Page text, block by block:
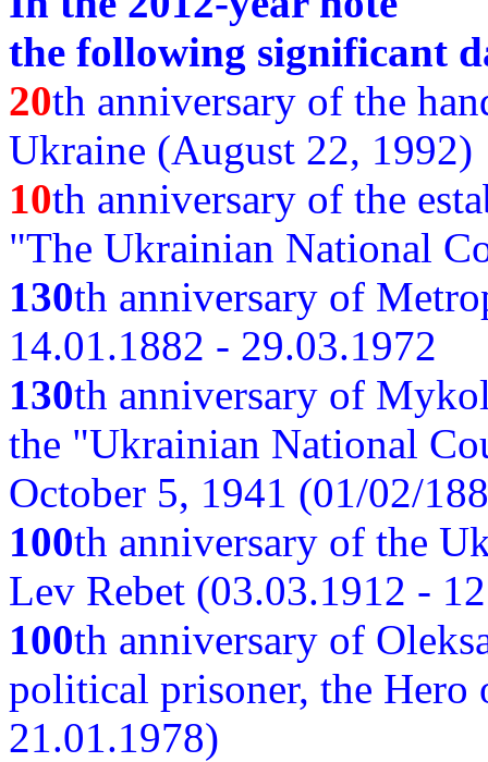
the following significant
20th anniversary of the
Ukraine (August 22, 1992)
10th anniversary of the
"The Ukrainian National
130th anniversary of
14.01.1882 - 29.03.1972
130th anniversary of
the "Ukrainian National
October 5, 1941 (01/02/
100th anniversary of the
Lev Rebet (03.03.1912 -
100th anniversary of
political prisoner, the
21.01.1978)